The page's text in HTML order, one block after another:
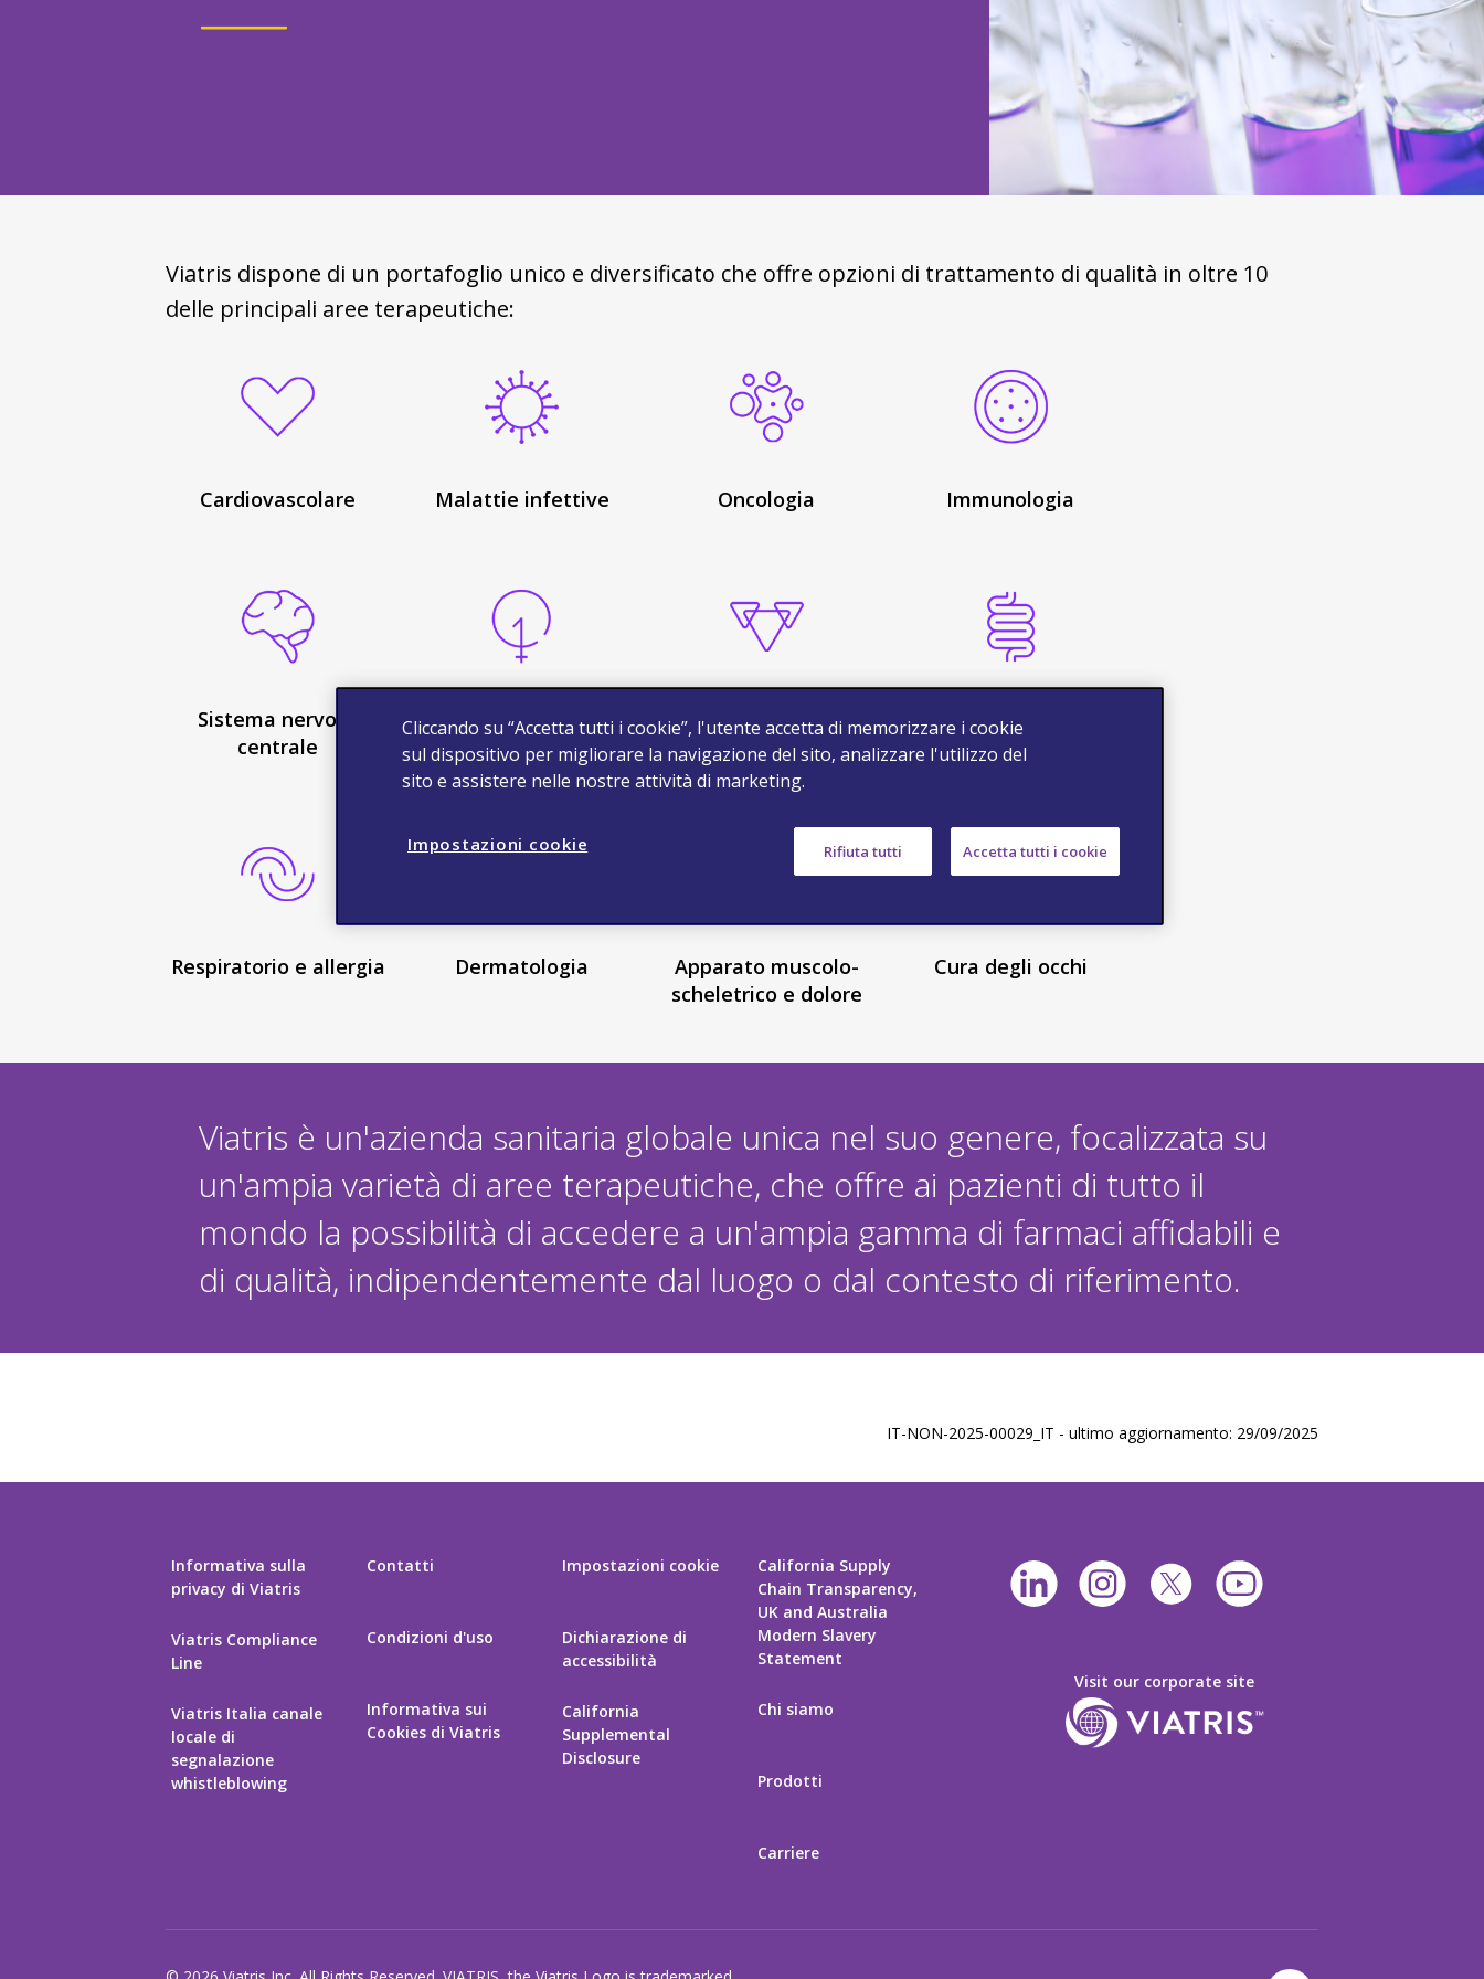
Viatris dispone di un portafoglio unico e diversificato che offre opzioni di trattamento di qualità in oltre 10
delle principali aree terapeutiche:
Cardiovascolare Malattie infettive Oncologia Immunologia
Sistema nervoso
centrale
Salute della donna
Diabete e
metabolismo
Gastroenterologia
Respiratorio e allergia Dermatologia
Apparato muscolo-
scheletrico e dolore
Cura degli occhi
Viatris è un'azienda sanitaria globale unica nel suo genere, focalizzata su
un'ampia varietà di aree terapeutiche, che offre ai pazienti di tutto il
mondo la possibilità di accedere a un'ampia gamma di farmaci affidabili e
di qualità, indipendentemente dal luogo o dal contesto di riferimento.
IT-NON-2025-00029_IT - ultimo aggiornamento: 29/09/2025
Informativa sulla
privacy di Viatris
Viatris Compliance
Line
Viatris Italia canale
locale di
segnalazione
whistleblowing
Contatti
Condizioni d'uso
Informativa sui
Cookies di Viatris
Impostazioni cookie
Dichiarazione di
accessibilità
California
Supplemental
Disclosure
California Supply
Chain Transparency,
UK and Australia
Modern Slavery
Statement
Chi siamo
Prodotti
Carriere
Visit our corporate site
Cliccando su “Accetta tutti i cookie”, l'utente accetta di memorizzare i cookie
sul dispositivo per migliorare la navigazione del sito, analizzare l'utilizzo del
sito e assistere nelle nostre attività di marketing.
Rifiuta tutti Accetta tutti i cookie
Impostazioni cookie